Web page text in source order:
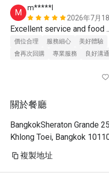
M
m*****l
2026年7月
Excellent service and food
價位合理 服務細心
美好體驗
會再次回購
專業服務 良好溝通
關於餐廳
BangkokSheraton Grande
Khlong Toei, Bangkok
複製地址